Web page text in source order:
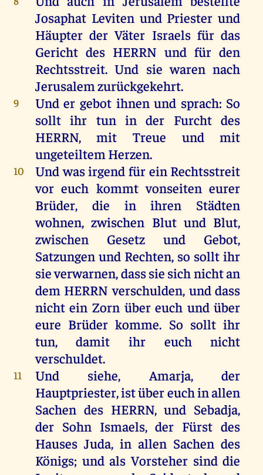
Josaphat Leviten und Priester und
Häupter der Väter Israels für das
Gericht des HERRN und für den
Rechtsstreit.Und sie waren nach
Jerusalemzurückgekehrt.
9 Und er gebot ihnen und sprach: So
sollt ihr tun in der Furcht des
HERRN,mit Treue und
mit
ungeteiltem Herzen.
10 Undwasirgend für ein Rechtsstreit
vor euch kommtvonseiteneurer
Brüder, die in ihren
Städten
wohnen,zwischen Blut und Blut,
zwischen
Gesetz und Gebot,
Satzungen und Rechten, so sollt ihr
sieverwarnen, dasssie sichnichtan
dem HERRN verschulden, unddass
nicht ein Zorn über euch und über
eure Brüder komme. So sollt ihr
tun,damit ihr euch
nicht
verschuldet.
11 Und siehe, Amarja,der
Hauptpriester,istübereuchinallen
Sachen des HERRN,und Sebadja,
der Sohn Ismaels,der Fürst des
Hauses Juda, in allen Sachen des
Königs; und als Vorsteher sind die